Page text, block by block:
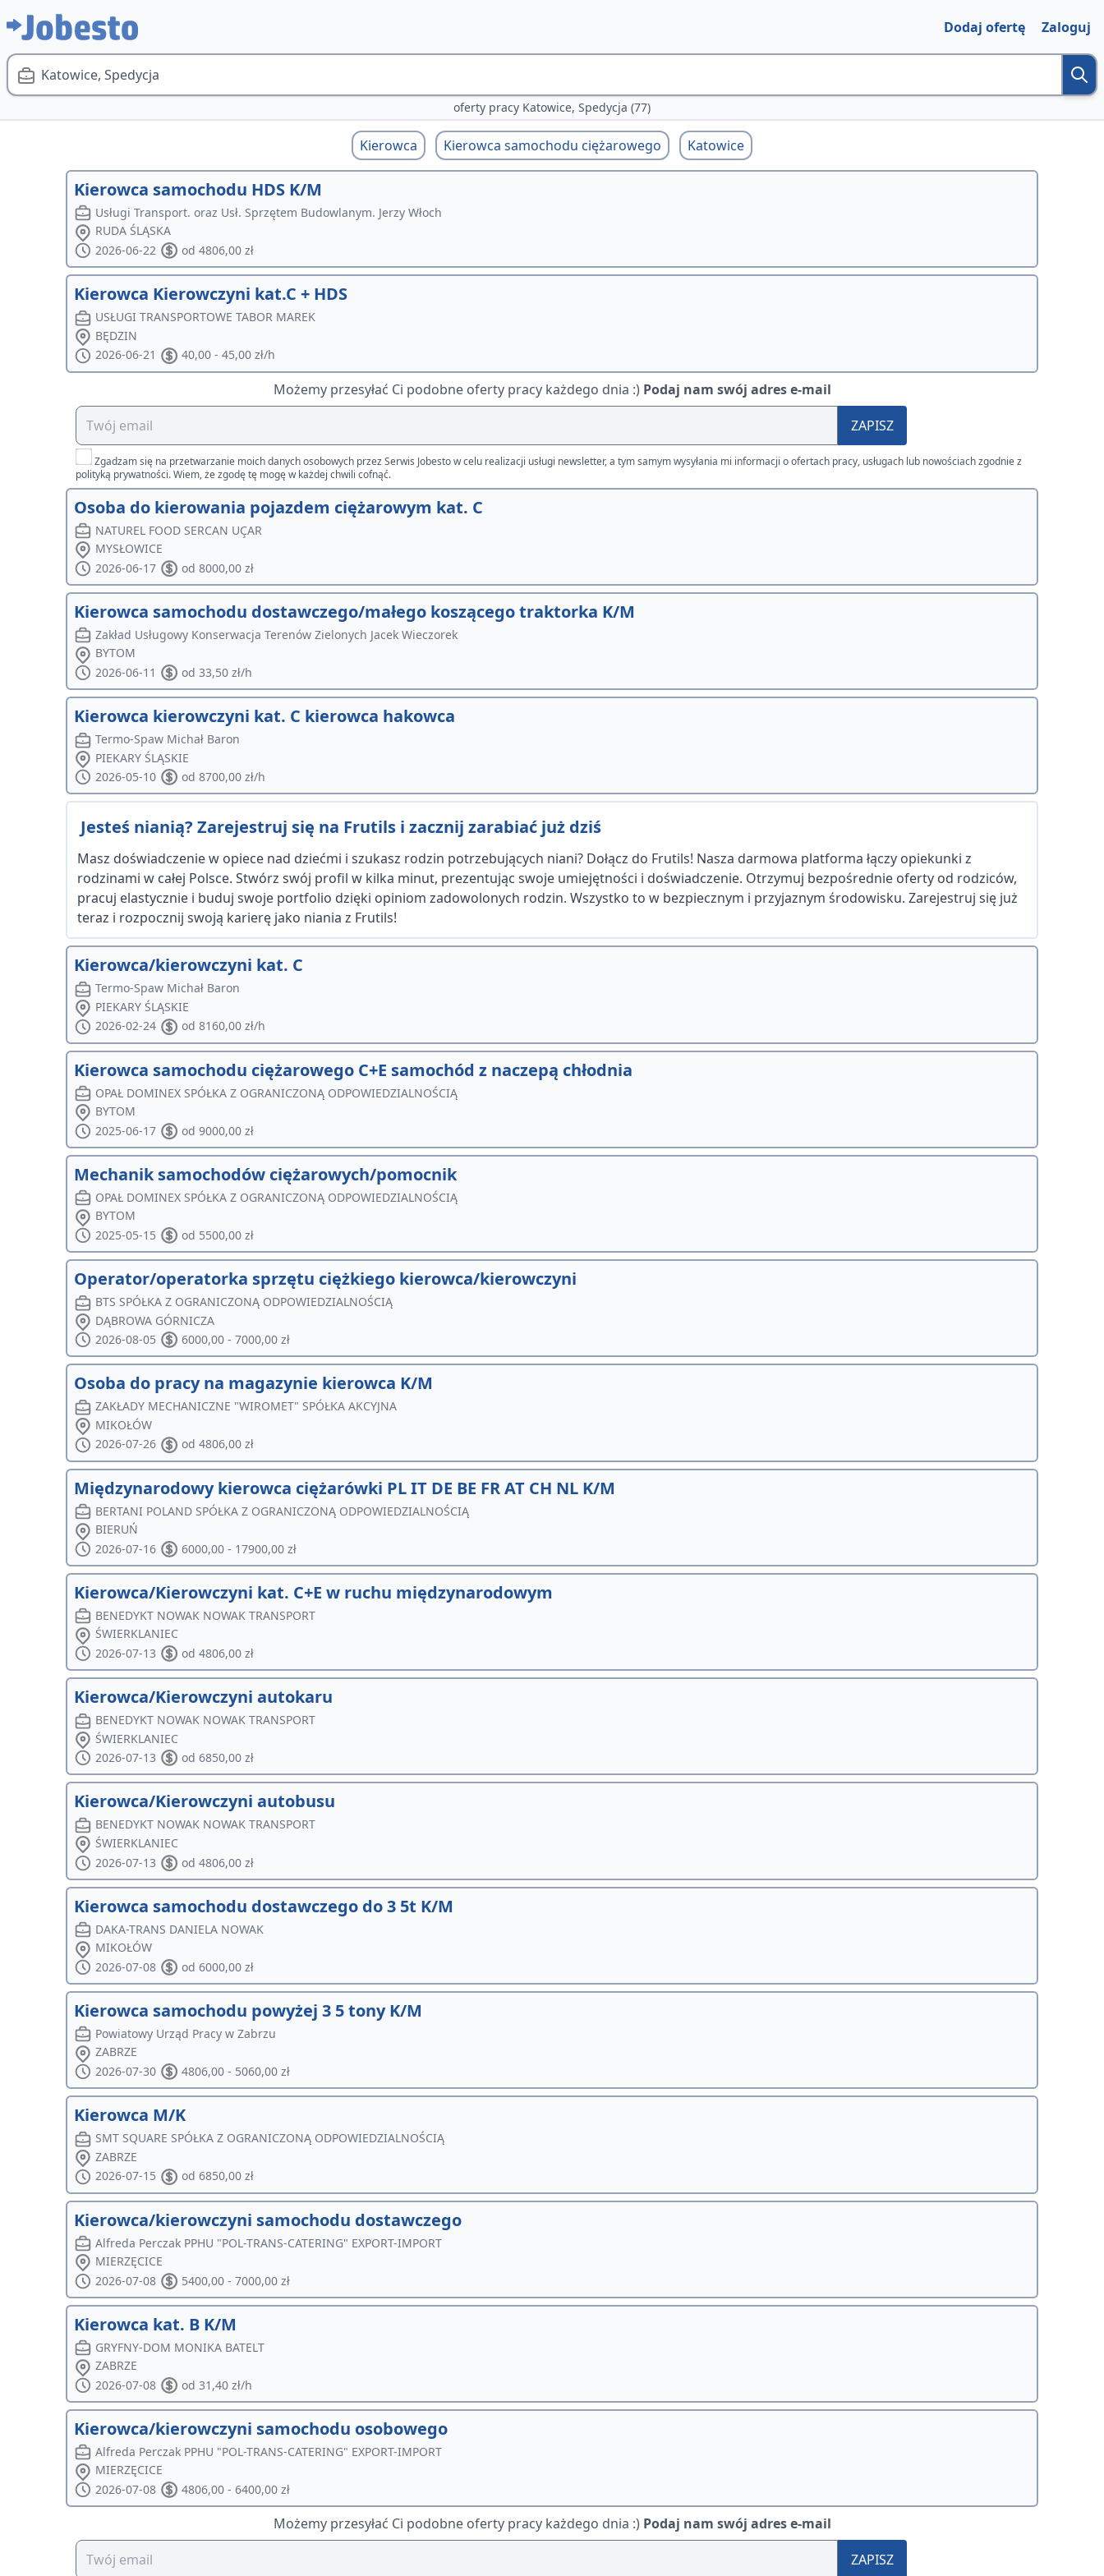
Dodaj ofertę Zaloguj
Katowice, Spedycja
oferty pracy Katowice, Spedycja (77)
Kierowca Kierowca samochodu ciężarowego Katowice
Kierowca samochodu HDS K/M
Usługi Transport. oraz Usł. Sprzętem Budowlanym. Jerzy Włoch
RUDA ŚLĄSKA
2026-06-22
od 4806,00 zł
Kierowca Kierowczyni kat.C + HDS
USŁUGI TRANSPORTOWE TABOR MAREK
BĘDZIN
2026-06-21
40,00 - 45,00 zł/h
Możemy przesyłać Ci podobne oferty pracy każdego dnia :) Podaj nam swój adres e-mail
ZAPISZ
Zgadzam się na przetwarzanie moich danych osobowych przez Serwis Jobesto w celu realizacji usługi newsletter, a tym samym wysyłania mi informacji o ofertach pracy, usługach lub nowościach zgodnie z
polityką prywatności. Wiem, że zgodę tę mogę w każdej chwili cofnąć.
Osoba do kierowania pojazdem ciężarowym kat. C
NATUREL FOOD SERCAN UÇAR
MYSŁOWICE
2026-06-17
od 8000,00 zł
Kierowca samochodu dostawczego/małego koszącego traktorka K/M
Zakład Usługowy Konserwacja Terenów Zielonych Jacek Wieczorek
BYTOM
2026-06-11
od 33,50 zł/h
Kierowca kierowczyni kat. C kierowca hakowca
Termo-Spaw Michał Baron
PIEKARY ŚLĄSKIE
2026-05-10
od 8700,00 zł/h
Jesteś nianią? Zarejestruj się na Frutils i zacznij zarabiać już dziś
Masz doświadczenie w opiece nad dziećmi i szukasz rodzin potrzebujących niani? Dołącz do Frutils! Nasza darmowa platforma łączy opiekunki z
rodzinami w całej Polsce. Stwórz swój profil w kilka minut, prezentując swoje umiejętności i doświadczenie. Otrzymuj bezpośrednie oferty od rodziców,
pracuj elastycznie i buduj swoje portfolio dzięki opiniom zadowolonych rodzin. Wszystko to w bezpiecznym i przyjaznym środowisku. Zarejestruj się już
teraz i rozpocznij swoją karierę jako niania z Frutils!
Kierowca/kierowczyni kat. C
Termo-Spaw Michał Baron
PIEKARY ŚLĄSKIE
2026-02-24
od 8160,00 zł/h
Kierowca samochodu ciężarowego C+E samochód z naczepą chłodnia
OPAŁ DOMINEX SPÓŁKA Z OGRANICZONĄ ODPOWIEDZIALNOŚCIĄ
BYTOM
2025-06-17
od 9000,00 zł
Mechanik samochodów ciężarowych/pomocnik
OPAŁ DOMINEX SPÓŁKA Z OGRANICZONĄ ODPOWIEDZIALNOŚCIĄ
BYTOM
2025-05-15
od 5500,00 zł
Operator/operatorka sprzętu ciężkiego kierowca/kierowczyni
BTS SPÓŁKA Z OGRANICZONĄ ODPOWIEDZIALNOŚCIĄ
DĄBROWA GÓRNICZA
2026-08-05
6000,00 - 7000,00 zł
Osoba do pracy na magazynie kierowca K/M
ZAKŁADY MECHANICZNE "WIROMET" SPÓŁKA AKCYJNA
MIKOŁÓW
2026-07-26
od 4806,00 zł
Międzynarodowy kierowca ciężarówki PL IT DE BE FR AT CH NL K/M
BERTANI POLAND SPÓŁKA Z OGRANICZONĄ ODPOWIEDZIALNOŚCIĄ
BIERUŃ
2026-07-16
6000,00 - 17900,00 zł
Kierowca/Kierowczyni kat. C+E w ruchu międzynarodowym
BENEDYKT NOWAK NOWAK TRANSPORT
ŚWIERKLANIEC
2026-07-13
od 4806,00 zł
Kierowca/Kierowczyni autokaru
BENEDYKT NOWAK NOWAK TRANSPORT
ŚWIERKLANIEC
2026-07-13
od 6850,00 zł
Kierowca/Kierowczyni autobusu
BENEDYKT NOWAK NOWAK TRANSPORT
ŚWIERKLANIEC
2026-07-13
od 4806,00 zł
Kierowca samochodu dostawczego do 3 5t K/M
DAKA-TRANS DANIELA NOWAK
MIKOŁÓW
2026-07-08
od 6000,00 zł
Kierowca samochodu powyżej 3 5 tony K/M
Powiatowy Urząd Pracy w Zabrzu
ZABRZE
2026-07-30
4806,00 - 5060,00 zł
Kierowca M/K
SMT SQUARE SPÓŁKA Z OGRANICZONĄ ODPOWIEDZIALNOŚCIĄ
ZABRZE
2026-07-15
od 6850,00 zł
Kierowca/kierowczyni samochodu dostawczego
Alfreda Perczak PPHU "POL-TRANS-CATERING" EXPORT-IMPORT
MIERZĘCICE
2026-07-08
5400,00 - 7000,00 zł
Kierowca kat. B K/M
GRYFNY-DOM MONIKA BATELT
ZABRZE
2026-07-08
od 31,40 zł/h
Kierowca/kierowczyni samochodu osobowego
Alfreda Perczak PPHU "POL-TRANS-CATERING" EXPORT-IMPORT
MIERZĘCICE
2026-07-08
4806,00 - 6400,00 zł
Możemy przesyłać Ci podobne oferty pracy każdego dnia :) Podaj nam swój adres e-mail
ZAPISZ